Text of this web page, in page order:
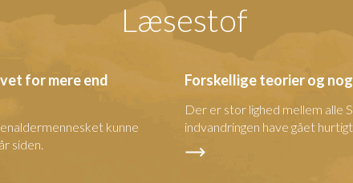
Læsestof
for mere end
kunne
siden.
Forskellige teorier og
Der er stor lighed mellem alle
indvandringen have gået